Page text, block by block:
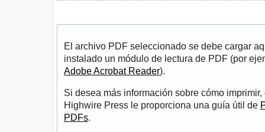
El archivo PDF seleccionado se debe cargar
instalado un módulo de lectura de PDF (por
Adobe Acrobat Reader).
Si desea más información sobre cómo
Highwire Press le proporciona una guía útil de
PDFs.